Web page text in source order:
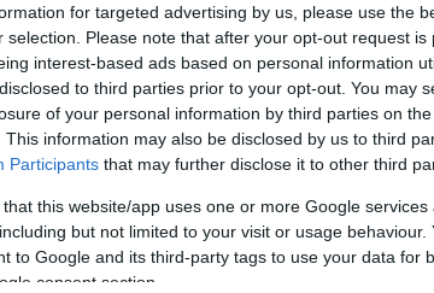
for targeted advertising by us, please use the
selection. Please note that after your opt-out request is
interest-based ads based on personal information
to third parties prior to your opt-out. You may
of your personal information by third parties on the
This information may also be disclosed by us to third
Participants that may further disclose it to other third
that this website/app uses one or more Google
but not limited to your visit or usage behaviour.
to Google and its third-party tags to use your data for
consent section.